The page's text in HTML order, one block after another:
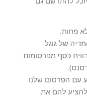
פחות.
של גוגל
כסף מפרסומות
עם הפרסום שלנו
להם את